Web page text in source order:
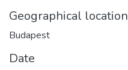
Geographical location
Budapest
Date